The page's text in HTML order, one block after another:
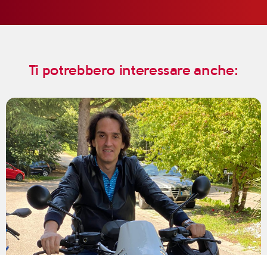
Ti potrebbero interessare anche: